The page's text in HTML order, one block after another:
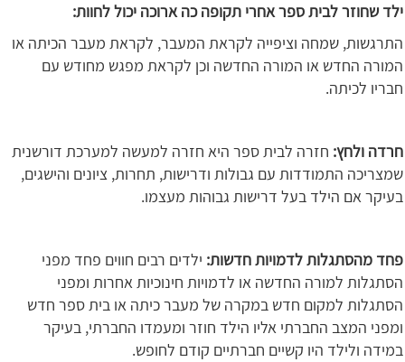
ילד שחוזר לבית ספר אחרי תקופה כה ארוכה יכול לחוות:
התרגשות, שמחה וציפייה לקראת המעבר, לקראת מעבר הכיתה או
המורה החדש או המורה החדשה וכן לקראת מפגש מחודש עם
חבריו לכיתה.
חרדה ולחץ: חזרה לבית ספר היא חזרה למעשה למערכת דורשנית
שמצריכה התמודדות עם גבולות ודרישות, תחרות, ציונים והישגים,
בעיקר אם הילד בעל דרישות גבוהות מעצמו.
פחד מהסתגלות לדמויות חדשות: ילדים רבים חווים פחד מפני
הסתגלות למורה החדשה או לדמויות חינוכיות אחרות ומפני
הסתגלות למקום חדש במקרה של מעבר כיתה או בית ספר חדש
ומפני המצב החברתי אליו הילד חוזר ומעמדו החברתי, בעיקר
במידה ולילד היו קשיים חברתיים קודם לחופש.